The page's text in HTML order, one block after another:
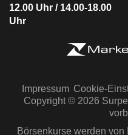
12.00 Uhr / 14.00-18.00
Uhr
Impressum Cookie-
Copyright © 2026
Börsenkurse werden